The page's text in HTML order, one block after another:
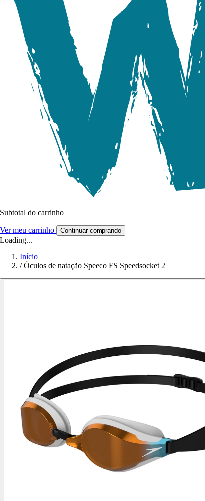
Subtotal do carrinho
Ver meu carrinho Continuar comprando
Loading...
Início
/ Óculos de natação Speedo FS Speedsocket 2